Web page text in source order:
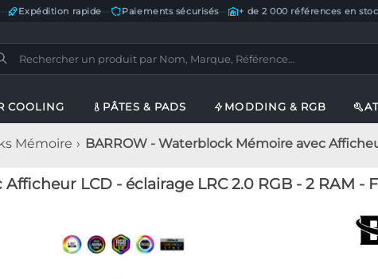
Expédition rapide Paiements sécurisés— + de 2 000 références en
COOLING PÂTES & PADS MODDING & RGB
Mémoire BARROW - Waterblock Mémoire avec
LCD - éclairage LRC 2.0 RGB - 2 RAM -